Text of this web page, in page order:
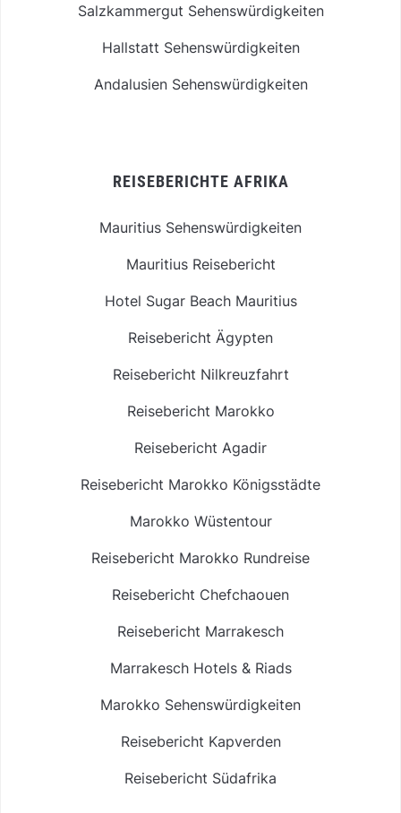
Salzkammergut Sehenswürdigkeiten
Hallstatt Sehenswürdigkeiten
Andalusien Sehenswürdigkeiten
REISEBERICHTE AFRIKA
Mauritius Sehenswürdigkeiten
Mauritius Reisebericht
Hotel Sugar Beach Mauritius
Reisebericht Ägypten
Reisebericht Nilkreuzfahrt
Reisebericht Marokko
Reisebericht Agadir
Reisebericht Marokko Königsstädte
Marokko Wüstentour
Reisebericht Marokko Rundreise
Reisebericht Chefchaouen
Reisebericht Marrakesch
Marrakesch Hotels & Riads
Marokko Sehenswürdigkeiten
Reisebericht Kapverden
Reisebericht Südafrika